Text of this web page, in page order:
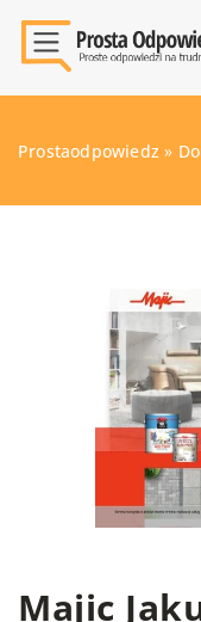
Prostaodpowiedz »
Majic